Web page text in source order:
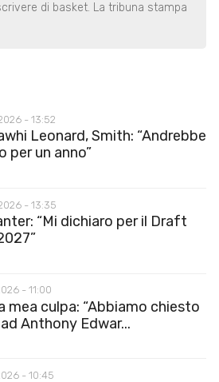
di basket. La tribuna stampa
- 13:52
Leonard, Smith: “Andrebbe
per un anno”
- 13:35
“Mi dichiaro per il Draft
- 11:00
mea culpa: “Abbiamo chiesto
Anthony Edwar...
- 10:45